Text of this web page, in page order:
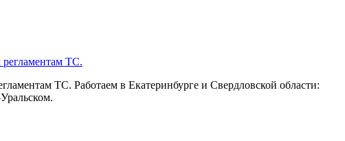
ТС. Работаем в Екатеринбурге и Свердловской области: